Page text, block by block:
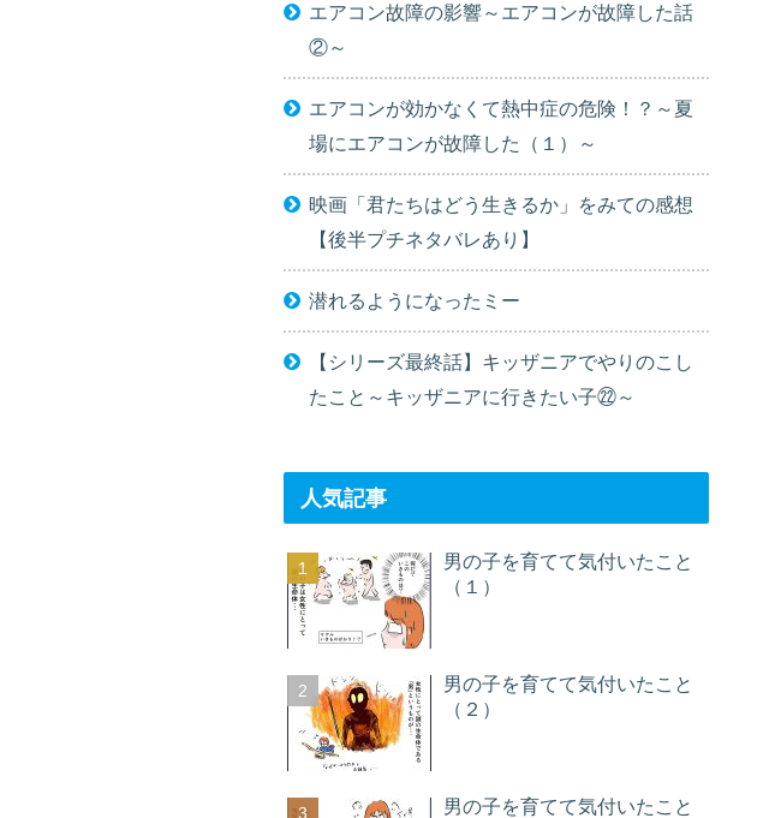
エアコン故障の影響～エアコンが故障した話
②～
エアコンが効かなくて熱中症の危険！？～夏
場にエアコンが故障した（１）～
映画「君たちはどう生きるか」をみての感想
【後半プチネタバレあり】
潜れるようになったミー
【シリーズ最終話】キッザニアでやりのこし
たこと～キッザニアに行きたい子㉒～
人気記事
男の子を育てて気付いたこと
（１）
男の子を育てて気付いたこと
（２）
男の子を育てて気付いたこと